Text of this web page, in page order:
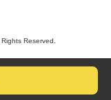
Reserved.